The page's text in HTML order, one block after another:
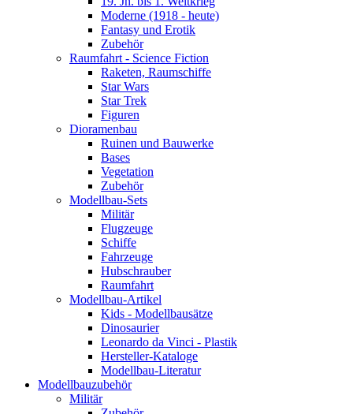
Moderne (1918 - heute)
Fantasy und Erotik
Zubehör
Raumfahrt - Science Fiction
Raketen, Raumschiffe
Star Wars
Star Trek
Figuren
Dioramenbau
Ruinen und Bauwerke
Bases
Vegetation
Zubehör
Modellbau-Sets
Militär
Flugzeuge
Schiffe
Fahrzeuge
Hubschrauber
Raumfahrt
Modellbau-Artikel
Kids - Modellbausätze
Dinosaurier
Leonardo da Vinci - Plastik
Hersteller-Kataloge
Modellbau-Literatur
Modellbauzubehör
Militär